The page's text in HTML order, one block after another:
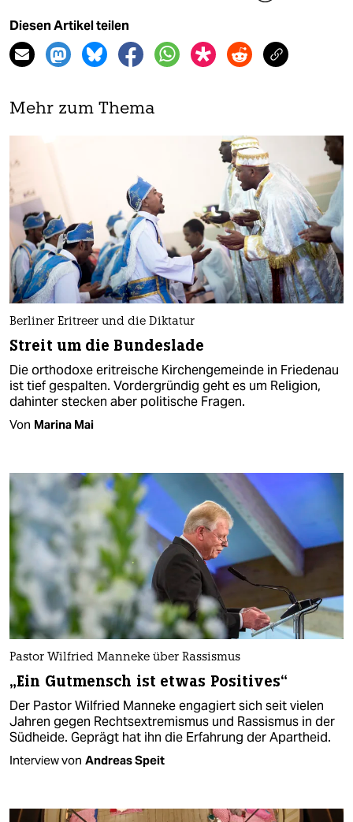
Diesen Artikel teilen
Mehr zum Thema
Berliner Eritreer und die Diktatur
Streit um die Bundeslade
Die orthodoxe eritreische Kirchengemeinde in Friedenau
ist tief gespalten. Vordergründig geht es um Religion,
dahinter stecken aber politische Fragen.
Von Marina Mai
Pastor Wilfried Manneke über Rassismus
„Ein Gutmensch ist etwas Positives“
Der Pastor Wilfried Manneke engagiert sich seit vielen
Jahren gegen Rechtsextremismus und Rassismus in der
Südheide. Geprägt hat ihn die Erfahrung der Apartheid.
Interview von Andreas Speit